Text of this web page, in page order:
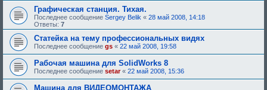
и
Графическая станция. Тихая.
Последнее сообщение Sergey Belik « 28 май 2008, 14:18
Ответы: 7
Статейка на тему профессиональных видях
Последнее сообщение gs « 22 май 2008, 19:58
Рабочая машина для SolidWorks 8
Последнее сообщение setar« 22 май 2008, 15:36
Машина для ВИДЕОМОНТАЖА